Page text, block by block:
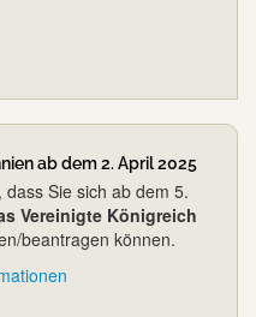
ab dem 2. April 2025
Sie sich ab dem 5.
Vereinigte Königreich
beantragen können.